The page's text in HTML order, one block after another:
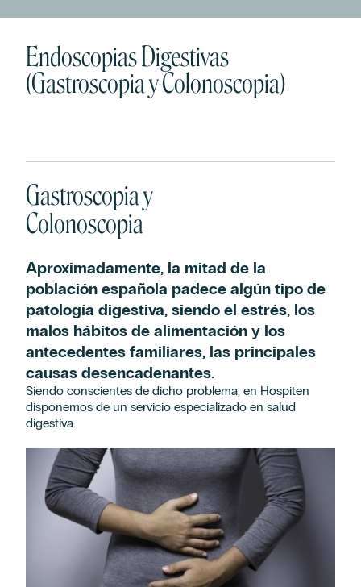
Endoscopias Digestivas
(Gastroscopia y Colonoscopia)
Gastroscopia y
Colonoscopia
Aproximadamente, la mitad de la
población española padece algún tipo de
patología digestiva, siendo el estrés, los
malos hábitos de alimentación y los
antecedentes familiares, las principales
causas desencadenantes.
Siendo conscientes de dicho problema, en Hospiten
disponemos de un servicio especializado en salud
digestiva.